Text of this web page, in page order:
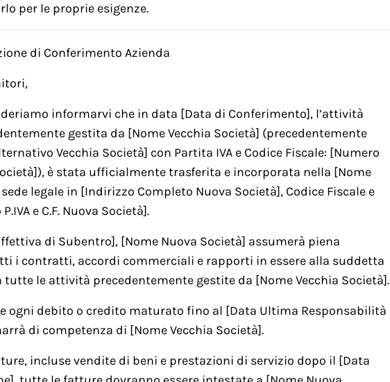
per le proprie esigenze.
di Conferimento Azienda
informarvi che in data [Data di Conferimento], l’attività
gestita da [Nome Vecchia Società] (precedentemente
Vecchia Società] con Partita IVA e Codice Fiscale: [Numero
Società]), è stata ufficialmente trasferita e incorporata nella [Nome
legale in [Indirizzo Completo Nuova Società], Codice Fiscale e
e C.F. Nuova Società].
di Subentro], [Nome Nuova Società] assumerà piena
i contratti, accordi commerciali e rapporti in essere alla suddetta
tutte le attività precedentemente gestite da [Nome Vecchia Società].
ogni debito o credito maturato fino al [Data Ultima Responsabilità
di competenza di [Nome Vecchia Società].
incluse vendite di beni e prestazioni di servizio dopo il [Data